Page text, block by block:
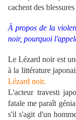
cachent des
À propos de la
noir, pourquoi
Le Lézard noir est
à la littérature
Lézard noir.
L'acteur travesti
fatale me paraît
s'il s'agit d'un